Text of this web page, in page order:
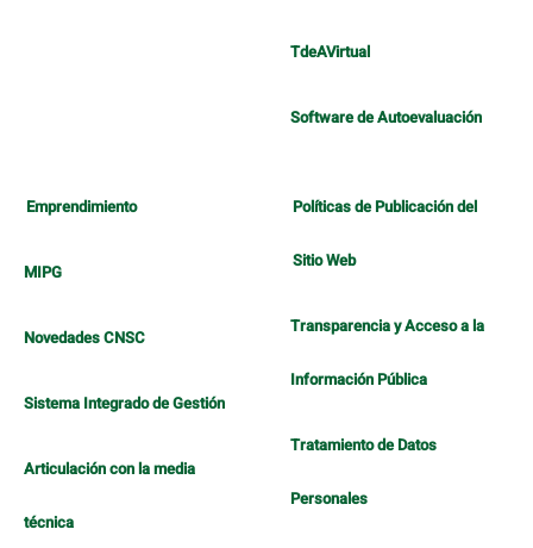
TdeAVirtual
Software de Autoevaluación
Emprendimiento
MIPG
Novedades CNSC
Sistema Integrado de Gestión
Articulación con la media
técnica
Políticas de Publicación del
Sitio Web
Transparencia y Acceso a la
Información Pública
Tratamiento de Datos
Personales